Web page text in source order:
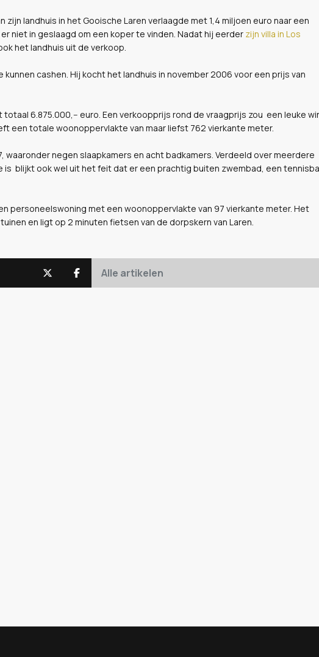
zijn landhuis in het Gooische Laren verlaagde met 1,4 miljoen euro naar een
niet in geslaagd om een koper te vinden. Nadat hij eerder zijn villa in Los
het landhuis uit de verkoop.
cashen. Hij kocht het landhuis in november 2006 voor een prijs van
6.875.000,-- euro. Een verkoopprijs rond de vraagprijs zou een leuke
een totale woonoppervlakte van maar liefst 762 vierkante meter.
negen slaapkamers en acht badkamers. Verdeeld over meerdere
is blijkt ook wel uit het feit dat er een prachtig buiten zwembad, een
personeelswoning met een woonoppervlakte van 97 vierkante meter. Het
en ligt op 2 minuten fietsen van de dorpskern van Laren.
Alle artikelen